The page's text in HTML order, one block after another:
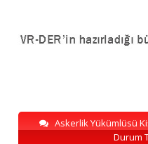
Askerlik Yükümlüsü
Durum